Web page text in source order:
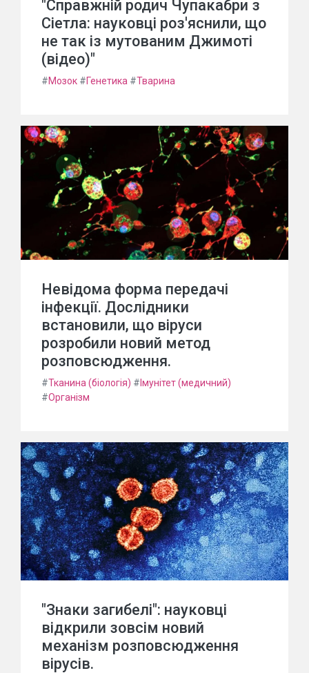
"Справжній родич Чупакабри з
Сіетла: науковці роз'яснили, що
не так із мутованим Джимоті
(відео)"
#Мозок #Генетика #Тварина
Невідома форма передачі
інфекції. Дослідники
встановили, що віруси
розробили новий метод
розповсюдження.
#Тканина (біологія) # Імунітет (медичний)
#Організм
"Знаки загибелі": науковці
відкрили зовсім новий
механізм розповсюдження
вірусів.